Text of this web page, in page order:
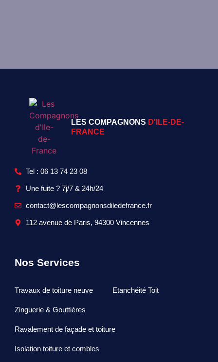
LES COMPAGNONS D'ILE-DE-
FRANCE
Tel : 06 13 74 23 08
Une fuite ? 7j/7 & 24h/24
contact@lescompagnonsdiledefrance.fr
112 avenue de Paris, 94300 Vincennes
Nos Services
Travaux de toiture neuve Etanchéité Toit
Zinguerie & Gouttières
Ravalement de façade et toiture
Isolation toiture et combles